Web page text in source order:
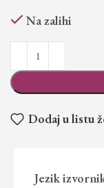
Na zalihi
Dodaj u listu
Jezik